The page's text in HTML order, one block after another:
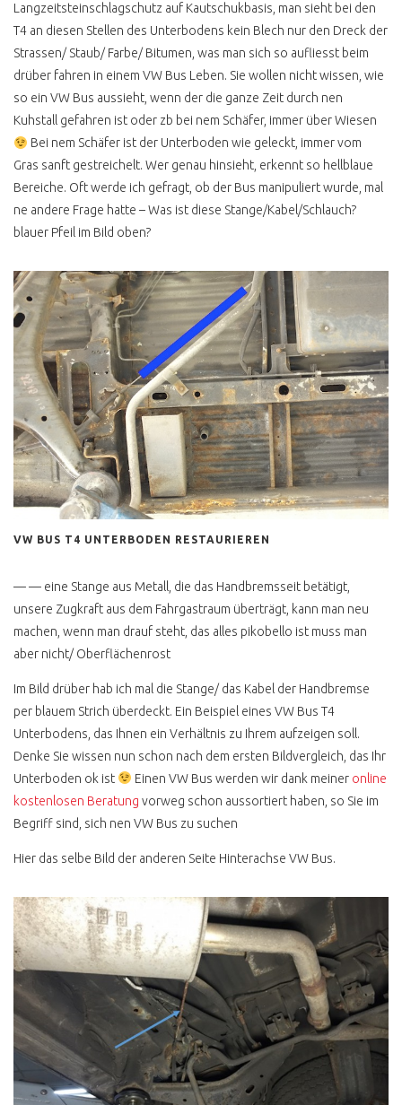
ROST & RESTAURATION
T2 LACKIEREN
RESTAURIERUNG
T2 KONSERVIEREN MIT
T2 ROSTKUR NOCH GUT
ERHALTEN
PROBEFAHRT T2
VW BUS T3
T3 ANZEIGE UND
REALITÄT
T3 KAUFBERATUNG BIS
1986
T3 KAUFBERATUNG AB
1986
T3 PORSCHE BUS B32
JOKER
DOPPELKABINE PRITSCHE
DEHLER
FAKE WESTI T3
BLUE STAR
LAST LIMITED EDITION
MULTIVAN VERKACKT
BULLI FÜR JEDEN TAG ?
T3 K800 SPAR TARIF
POSTI CAMPER TÜV NEU
T3 HYPE HÖCHSTPREISE
T3 DIESEL ODER
BENZINER KAUFEN ?
T3 DIESEL KAUFEN ?
T3 BOXER WASSER
GEKUEHLT ?
Langzeitsteinschlagschutz auf Kautschukbasis, man sieht bei den
T4 an diesen Stellen des Unterbodens kein Blech nur den Dreck der
Strassen/ Staub/ Farbe/ Bitumen, was man sich so aufliesst beim
drüber fahren in einem VW Bus Leben. Sie wollen nicht wissen, wie
so ein VW Bus aussieht, wenn der die ganze Zeit durch nen
Kuhstall gefahren ist oder zb bei nem Schäfer, immer über Wiesen
Bei nem Schäfer ist der Unterboden wie geleckt, immer vom
Gras sanft gestreichelt. Wer genau hinsieht, erkennt so hellblaue
Bereiche. Oft werde ich gefragt, ob der Bus manipuliert wurde, mal
ne andere Frage hatte – Was ist diese Stange/Kabel/Schlauch?
blauer Pfeil im Bild oben?
VW BUS T4 UNTERBODEN RESTAURIEREN
— — eine Stange aus Metall, die das Handbremsseit betätigt,
unsere Zugkraft aus dem Fahrgastraum überträgt, kann man neu
machen, wenn man drauf steht, das alles pikobello ist muss man
aber nicht/ Oberflächenrost
Im Bild drüber hab ich mal die Stange/ das Kabel der Handbremse
per blauem Strich überdeckt. Ein Beispiel eines VW Bus T4
Unterbodens, das Ihnen ein Verhältnis zu Ihrem aufzeigen soll.
Denke Sie wissen nun schon nach dem ersten Bildvergleich, das Ihr
Unterboden ok ist
Einen VW Bus werden wir dank meiner online
kostenlosen Beratung vorweg schon aussortiert haben, so Sie im
Begriff sind, sich nen VW Bus zu suchen
Hier das selbe Bild der anderen Seite Hinterachse VW Bus.